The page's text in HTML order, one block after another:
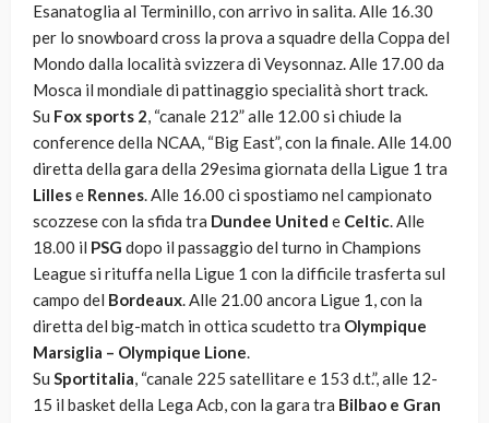
Esanatoglia al Terminillo, con arrivo in salita. Alle 16.30
per lo snowboard cross la prova a squadre della Coppa del
Mondo dalla località svizzera di Veysonnaz. Alle 17.00 da
Mosca il mondiale di pattinaggio specialità short track.
Su Fox sports 2, “canale 212” alle 12.00 si chiude la
conference della NCAA, “Big East”, con la finale. Alle 14.00
diretta della gara della 29esima giornata della Ligue 1 tra
Lillese Rennes. Alle 16.00 ci spostiamo nel campionato
scozzese con la sfida tra Dundee United e Celtic. Alle
18.00 il PSG dopo il passaggio del turno in Champions
League si rituffa nella Ligue 1 con la difficile trasferta sul
campo del Bordeaux. Alle 21.00 ancora Ligue 1, con la
diretta del big-match in ottica scudetto tra Olympique
Marsiglia – Olympique Lione.
Su Sportitalia, “canale 225 satellitare e 153 d.t.”, alle 12-
15 il basket della Lega Acb, con la gara tra Bilbao e Gran